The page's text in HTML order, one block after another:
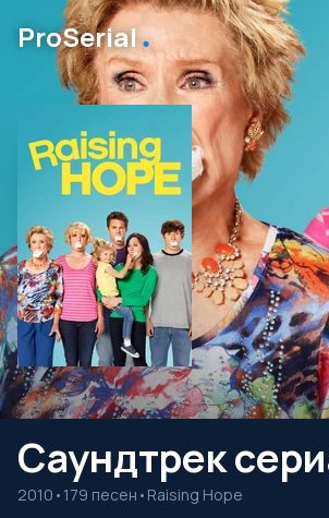
ProSerial․
Саундтрек
2010 • 179 песен • Raising Hope